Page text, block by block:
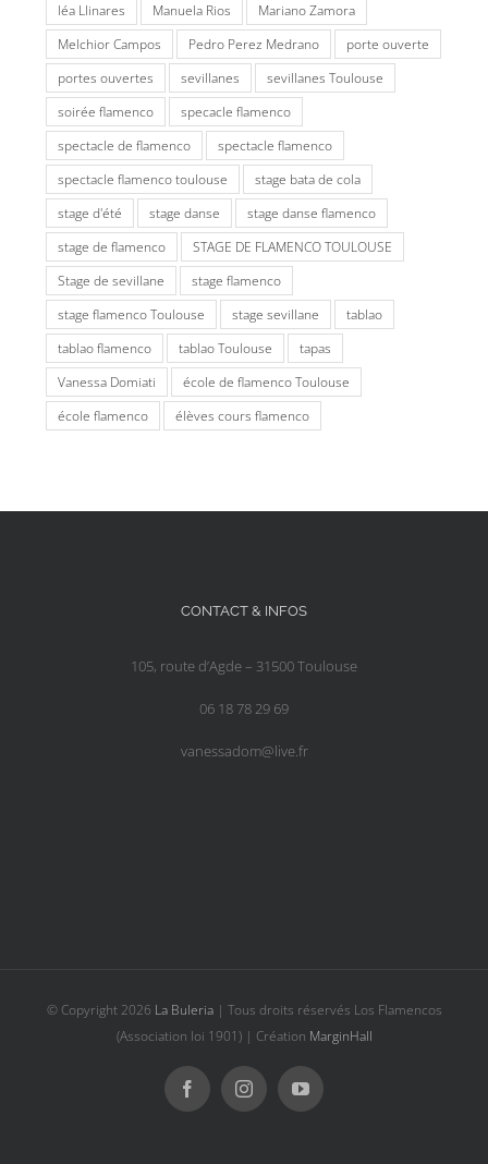
léa Llinares
Manuela Rios
Mariano Zamora
Melchior Campos
Pedro Perez Medrano
porte ouverte
portes ouvertes
sevillanes
sevillanes Toulouse
soirée flamenco
specacle flamenco
spectacle de flamenco
spectacle flamenco
spectacle flamenco toulouse
stage bata de cola
stage d'été
stage danse
stage danse flamenco
stage de flamenco
STAGE DE FLAMENCO TOULOUSE
Stage de sevillane
stage flamenco
stage flamenco Toulouse
stage sevillane
tablao
tablao flamenco
tablao Toulouse
tapas
Vanessa Domiati
école de flamenco Toulouse
école flamenco
élèves cours flamenco
CONTACT & INFOS
105, route d’Agde – 31500 Toulouse
06 18 78 29 69
vanessadom@live.fr
© Copyright 2026 La Buleria| Tous droits réservés Los Flamencos
(Association loi 1901) | Création MarginHall
FacebookInstagramYouTube